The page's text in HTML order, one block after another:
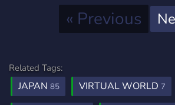
« Previous
Related Tags:
JAPAN 85 VIRTUAL WORLD 7